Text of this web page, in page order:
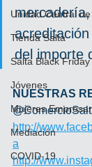
Unidad Central
Tienda Salta
Salta Black Friday
Jóvenes
Mujeres
Mediación
COVID-19
del importe
NUESTRAS
http://
a
http://